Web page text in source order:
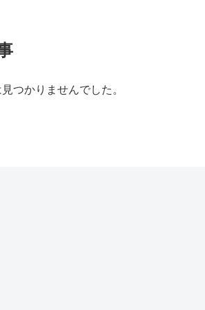
つかりませんでした。